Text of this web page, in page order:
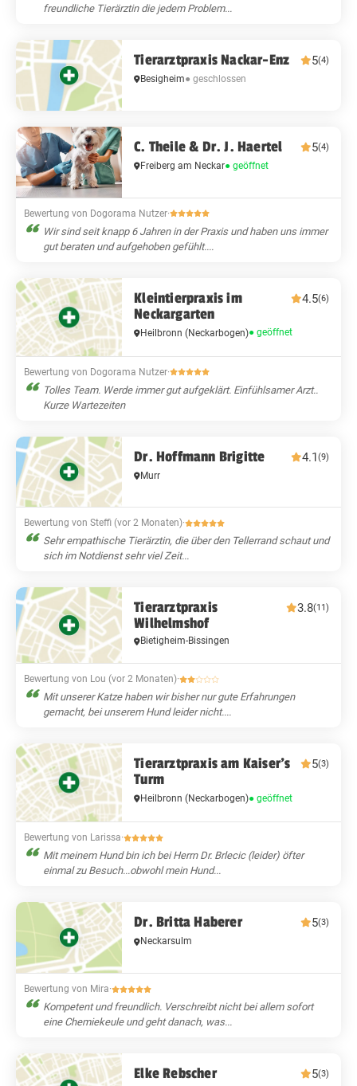
freundliche Tierärztin die jedem Problem...
Tierarztpraxis Nackar-Enz 5(4)
Besigheim● geschlossen
C. Theile & Dr. J. Haertel 5(4)
Freiberg am Neckar● geöffnet
Bewertung von Dogorama Nutzer·
Wir sind seit knapp 6 Jahren in der Praxis und haben uns immer
gut beraten und aufgehoben gefühlt....
Kleintierpraxis im
Neckargarten
4.5(6)
Heilbronn(Neckarbogen)● geöffnet
Bewertung von Dogorama Nutzer·
Tolles Team. Werde immer gut aufgeklärt. Einfühlsamer Arzt..
Kurze Wartezeiten
Dr. Hoffmann Brigitte 4.1(9)
Murr
Bewertung von Steffi (vor 2 Monaten)·
Sehr empathische Tierärztin, die über den Tellerrand schaut und
sich im Notdienst sehr viel Zeit...
Tierarztpraxis
Wilhelmshof
3.8(11)
Bietigheim-Bissingen
Bewertung von Lou (vor 2 Monaten)·
Mit unserer Katze haben wir bisher nur gute Erfahrungen
gemacht, bei unserem Hund leider nicht....
Tierarztpraxis am Kaiser's
Turm
5(3)
Heilbronn(Neckarbogen)● geöffnet
Bewertung von Larissa·
Mit meinem Hund bin ich bei Herrn Dr. Brlecic (leider) öfter
einmal zu Besuch...obwohl mein Hund...
Dr. Britta Haberer 5(3)
Neckarsulm
Bewertung von Mira·
Kompetent und freundlich. Verschreibt nicht bei allem sofort
eine Chemiekeule und geht danach, was...
Elke Rebscher 5(3)